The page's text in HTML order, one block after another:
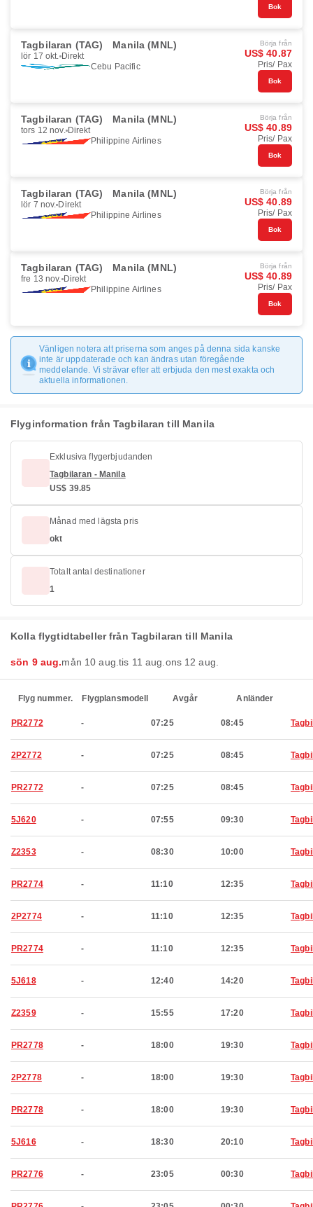
Bok
Tagbilaran (TAG) Manila (MNL)
lör 17 okt. Direkt
Cebu Pacific
Börja från
US$ 40.87
Pris/ Pax
Bok
Tagbilaran (TAG) Manila (MNL)
tors 12 nov. Direkt
Philippine Airlines
Börja från
US$ 40.89
Pris/ Pax
Bok
Tagbilaran (TAG) Manila (MNL)
lör 7 nov. Direkt
Philippine Airlines
Börja från
US$ 40.89
Pris/ Pax
Bok
Tagbilaran (TAG) Manila (MNL)
fre 13 nov. Direkt
Philippine Airlines
Börja från
US$ 40.89
Pris/ Pax
Bok
Vänligen notera att priserna som anges på denna sida kanske
inte är uppdaterade och kan ändras utan föregående
meddelande. Vi strävar efter att erbjuda den mest exakta och
aktuella informationen.
Flyginformation från Tagbilaran till Manila
Exklusiva flygerbjudanden
Tagbilaran - Manila
US$ 39.85
Månad med lägsta pris
okt
Totalt antal destinationer
1
Kolla flygtidtabeller från Tagbilaran till Manila
sön 9 aug.mån 10 aug. tis 11 aug. ons 12 aug.
Flyg nummer. Flygplansmodell Avgår Anländer
PR2772 - 07:25 08:45
2P2772 - 07:25 08:45
PR2772 - 07:25 08:45
5J620 - 07:55 09:30
Z2353 - 08:30 10:00
PR2774 - 11:10 12:35
2P2774 - 11:10 12:35
PR2774 - 11:10 12:35
5J618 - 12:40 14:20
Z2359 - 15:55 17:20
PR2778 - 18:00 19:30
2P2778 - 18:00 19:30
PR2778 - 18:00 19:30
5J616 - 18:30 20:10
PR2776 - 23:05 00:30